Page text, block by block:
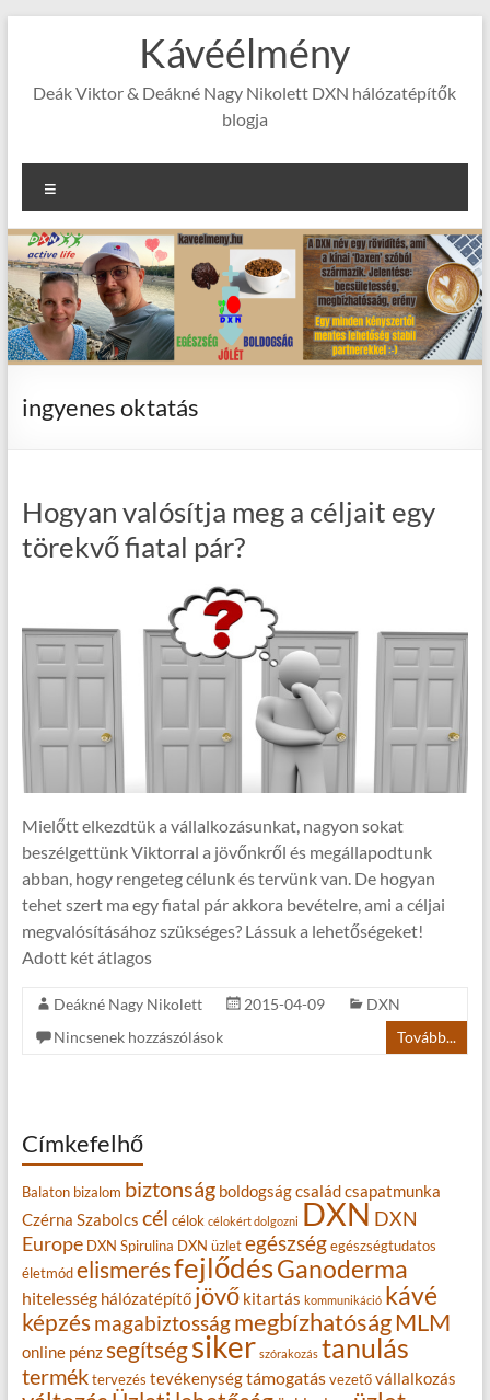
Kávéélmény
Deák Viktor & Deákné Nagy Nikolett DXN hálózatépítők
blogja
ingyenes oktatás
Hogyan valósítja meg a céljait egy
törekvő fiatal pár?
Mielőtt elkezdtük a vállalkozásunkat, nagyon sokat
beszélgettünk Viktorral a jövőnkről és megállapodtunk
abban, hogy rengeteg célunk és tervünk van. De hogyan
tehet szert ma egy fiatal pár akkora bevételre, ami a céljai
megvalósításához szükséges? Lássuk a lehetőségeket!
Adott két átlagos
Deákné Nagy Nikolett 2015-04-09
DXN
Nincsenek hozzászólások
Tovább...
Címkefelhő
Balaton bizalom biztonság boldogságcsaládcsapatmunka
Czérna Szabolcs cél célok célokért dolgozni DXNDXN
Europe DXN Spirulina DXN üzlet egészség egészségtudatos
életmód elismerésfejlődésGanoderma
hitelesség hálózatépítő jövő kitartás kommunikáció kávé
képzésmagabiztosságmegbízhatóságMLM
online pénzsegítségsiker szórakozás tanulás
termék tervezés tevékenységtámogatás vezető vállalkozás